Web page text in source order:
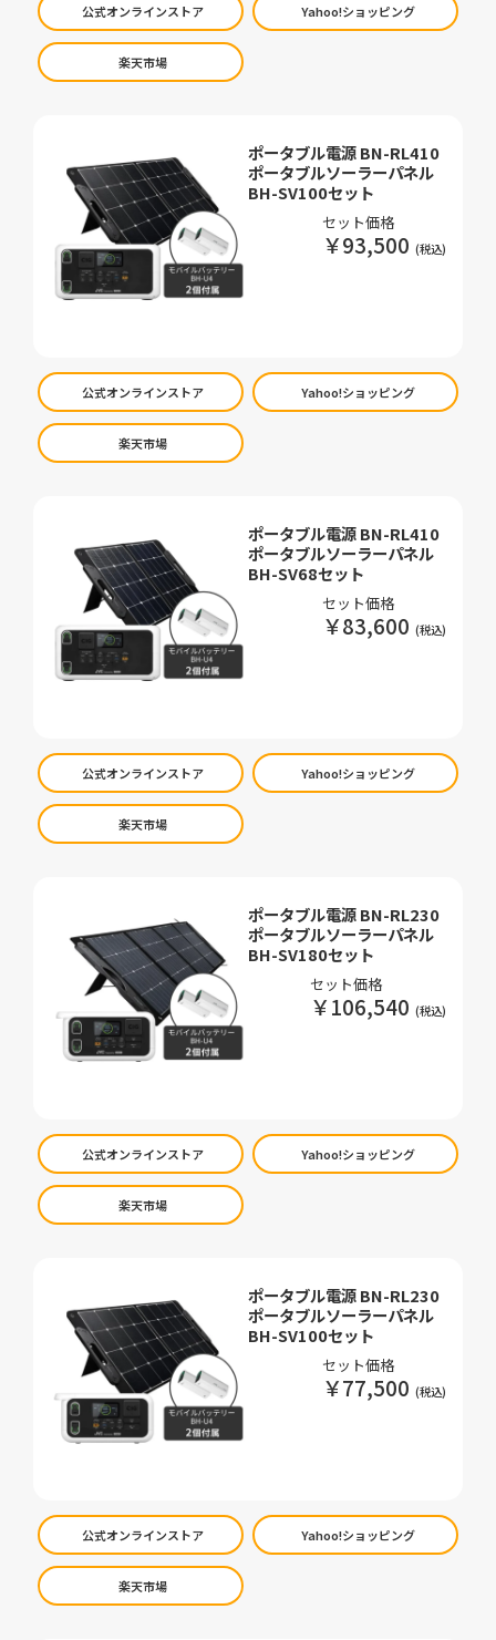
公式オンラインストア Yahoo!ショッピング
楽天市場
ポータブル電源 BN-RL410
ポータブルソーラーパネル
BH-SV100セット
セット価格
￥93,500
公式オンラインストア Yahoo!ショッピング
楽天市場
ポータブル電源 BN-RL410
ポータブルソーラーパネル
BH-SV68セット
セット価格
￥83,600
公式オンラインストア Yahoo!ショッピング
楽天市場
ポータブル電源 BN-RL230
ポータブルソーラーパネル
BH-SV180セット
セット価格
￥106,540
公式オンラインストア Yahoo!ショッピング
楽天市場
ポータブル電源 BN-RL230
ポータブルソーラーパネル
BH-SV100セット
セット価格
￥77,500
公式オンラインストア Yahoo!ショッピング
楽天市場